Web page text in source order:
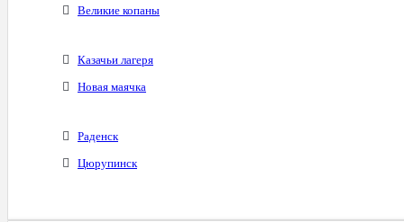
Великие копаны
Казачьи лагеря
Новая маячка
Раденск
Цюрупинск